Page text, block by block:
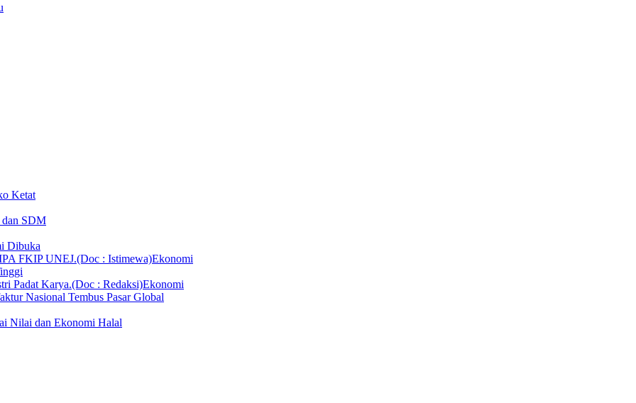
Ketat
SDM
Dibuka
Ekonomi
Ekonomi
Nasional Tembus Pasar Global
Nilai dan Ekonomi Halal